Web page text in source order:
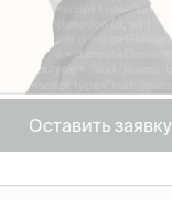
Оставить заявку